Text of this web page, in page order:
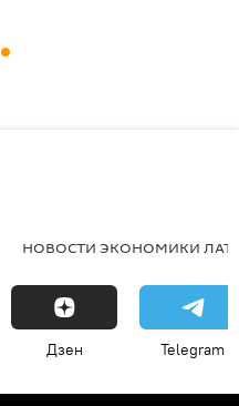
НОВОСТИ ЭКОНОМИКИ
Дзен Telegram